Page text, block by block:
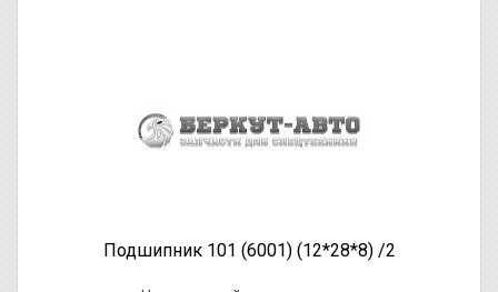
Подшипник 101 (6001) (12*28*8) /2